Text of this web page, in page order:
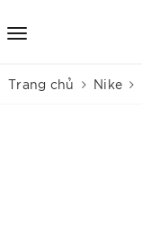
Trang chủ Nike